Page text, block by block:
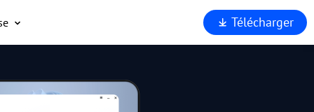
Télécharger